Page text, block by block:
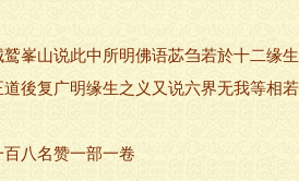
峯山说此中所明佛语苾刍若於十二缘
後复广明缘生之义又说六界无我等相
八名赞一部一卷